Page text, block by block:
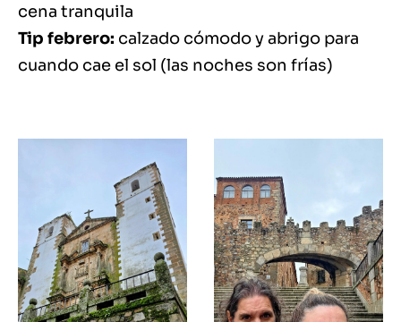
cena tranquila
Tip febrero: calzado cómodo y abrigo para
cuando cae el sol (las noches son frías)